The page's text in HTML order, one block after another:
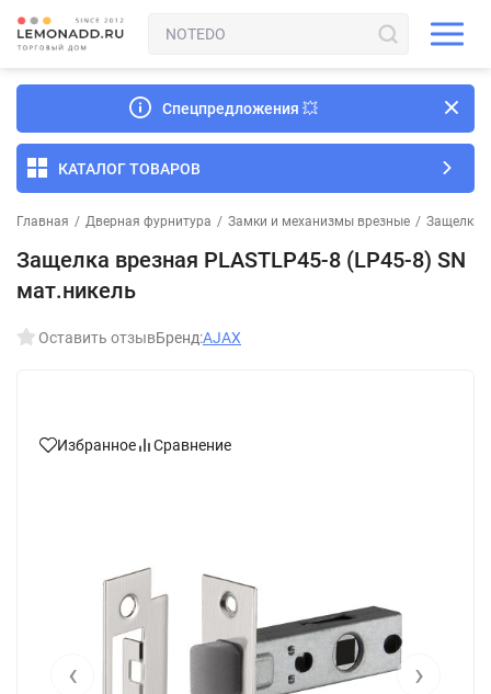
Спецпредложения 💥
КАТАЛОГ ТОВАРОВ
Главная / Дверная фурнитура / Замки и механизмы врезные / Защелки
Защелка врезная PLASTLP45-8 (LP45-8) SN
мат.никель
Оставить отзывБренд:AJAX
Избранное Сравнение
‹ ›